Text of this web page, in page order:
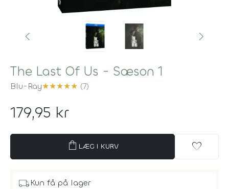
The Last Of Us - Sæson 1
Blu-Ray★★★★★ (7)
179,95 kr
shopping_bag LÆG I KURV favorite
local_shippingKun få på lager